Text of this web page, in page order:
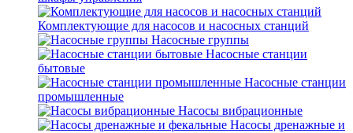
Комплектующие для насосов и насосных станций
Насосные группы
Насосные станции
бытовые
Насосные станции
промышленные
Насосы вибрационные
Насосы дренажные и